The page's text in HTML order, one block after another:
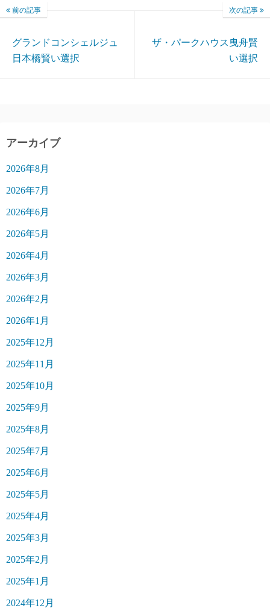
前の記事
グランドコンシェルジュ
日本橋賢い選択
次の記事
ザ・パークハウス曳舟賢
い選択
アーカイブ
2026年8月
2026年7月
2026年6月
2026年5月
2026年4月
2026年3月
2026年2月
2026年1月
2025年12月
2025年11月
2025年10月
2025年9月
2025年8月
2025年7月
2025年6月
2025年5月
2025年4月
2025年3月
2025年2月
2025年1月
2024年12月